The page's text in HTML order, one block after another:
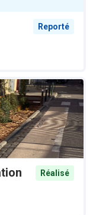
Reporté
Réalisé